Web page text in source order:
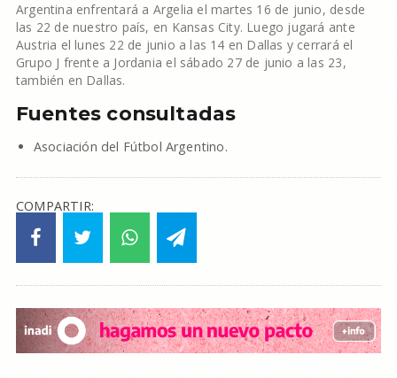
Argentina enfrentará a Argelia el martes 16 de junio, desde
las 22 de nuestro país, en Kansas City. Luego jugará ante
Austria el lunes 22 de junio a las 14 en Dallas y cerrará el
Grupo J frente a Jordania el sábado 27 de junio a las 23,
también en Dallas.
Fuentes consultadas
Asociación del Fútbol Argentino.
COMPARTIR: